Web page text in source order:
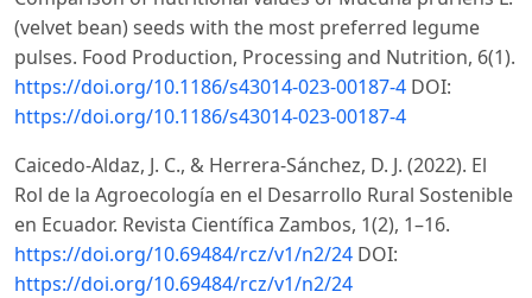
(velvet bean) seeds with the most preferred legume
pulses. Food Production, Processing and Nutrition, 6(1).
https://doi.org/10.1186/s43014-023-00187-4 DOI:
https://doi.org/10.1186/s43014-023-00187-4
Caicedo-Aldaz, J. C., & Herrera-Sánchez, D. J. (2022). El
Rol de la Agroecología en el Desarrollo Rural Sostenible
en Ecuador. Revista Científica Zambos, 1(2), 1–16.
https://doi.org/10.69484/rcz/v1/n2/24 DOI:
https://doi.org/10.69484/rcz/v1/n2/24